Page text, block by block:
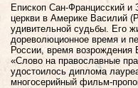
Епископ Сан-Францисский и
церкви в Америке Василий
удивительной судьбы. Его
дореволюционное время и
России, время
«Слово на православные
удостоилось диплома
многосерийный фильм-